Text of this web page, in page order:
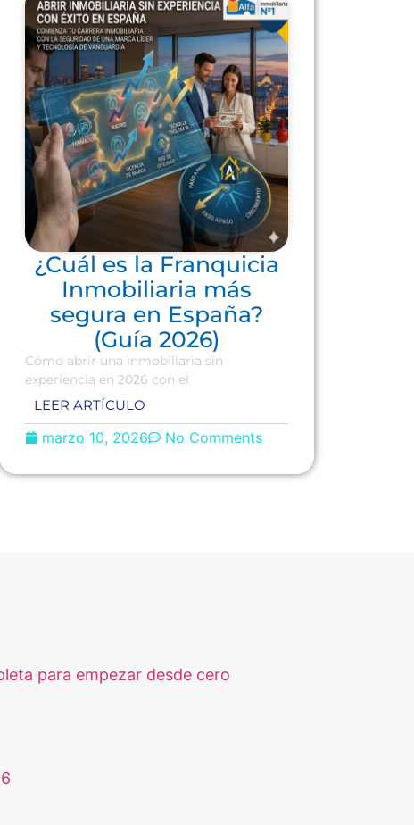
¿Cuál es la Franquicia
Inmobiliaria más
segura en España?
(Guía 2026)
Cómo abrir una inmobiliaria sin
experiencia en 2026 con el
LEER ARTÍCULO
marzo 10, 2026 No Comments
para empezar desde cero